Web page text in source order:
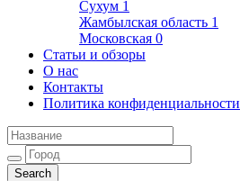
Сухум 1
Жамбылская область 1
Московская 0
Статьи и обзоры
О нас
Контакты
Политика конфиденциальности